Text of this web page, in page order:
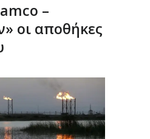
–
οι αποθήκες